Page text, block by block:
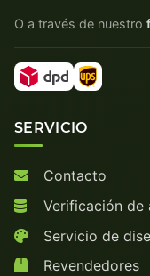
O a través de nuestro
SERVICIO
Contacto
Verificación de
Servicio de
Revendedores